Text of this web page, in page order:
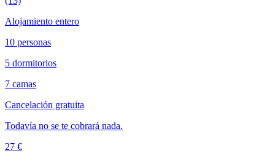
Alojamiento entero
10 personas
5 dormitorios
7 camas
Cancelación gratuita
Todavía no se te cobrará nada.
27 €